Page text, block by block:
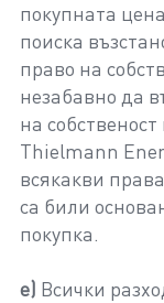
покупната
поиска
право на
незабавно да
на
Thielmann
всякакви
са били
покупка.
е) Всички